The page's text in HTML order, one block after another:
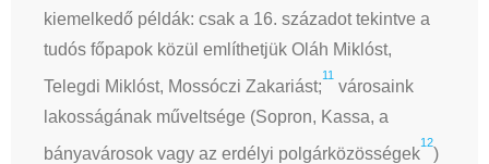
kiemelkedő példák: csak a 16. századot tekintve a
tudós főpapok közül említhetjük Oláh Miklóst,
Telegdi Miklóst, Mossóczi Zakariást;
11
városaink
lakosságának műveltsége (Sopron, Kassa, a
bányavárosok vagy az erdélyi polgárközösségek
12
)